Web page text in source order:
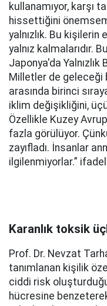
kullanamıyor, karşı
hissettiğini
yalnızlık. Bu
yalnız kalmalarıdır.
Japonya'da Yalnızlık
Milletler de geleceği
arasında birinci
iklim değişikliğini,
Özellikle Kuzey
fazla görülüyor.
zayıfladı. İnsanlar
ilgilenmiyorlar.”
Karanlık toksik
Prof. Dr. Nevzat
tanımlanan kişilik
ciddi risk
hücresine